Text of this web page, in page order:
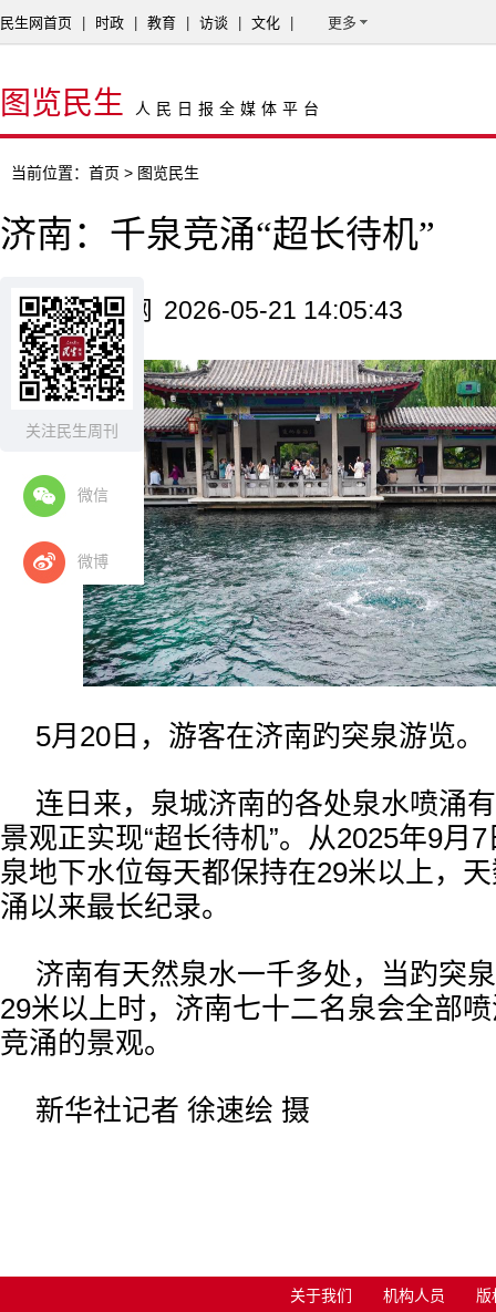
关注民生周刊
微信
微博
民生网首页 时政 教育 访谈 文化 更多
图览民生 人民日报全媒体平台
当前位置： 首页 > 图览民生
济南：千泉竞涌“超长待机”
来源：新华网 2026-05-21 14:05:43
5月20日，游客在济南趵突泉游览。
连日来，泉城济南的各处泉水喷涌
景观正实现“超长待机”。从2025年9月
泉地下水位每天都保持在29米以上，
涌以来最长纪录。
济南有天然泉水一千多处，当趵突
29米以上时，济南七十二名泉会全部
竞涌的景观。
新华社记者 徐速绘 摄
关于我们 机构人员 版